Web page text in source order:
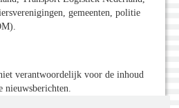
gemeenten, politie
verantwoordelijk voor de inhoud
nieuwsberichten.